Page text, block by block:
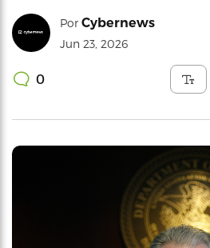
Por Cybernews
Jun 23, 2026
0